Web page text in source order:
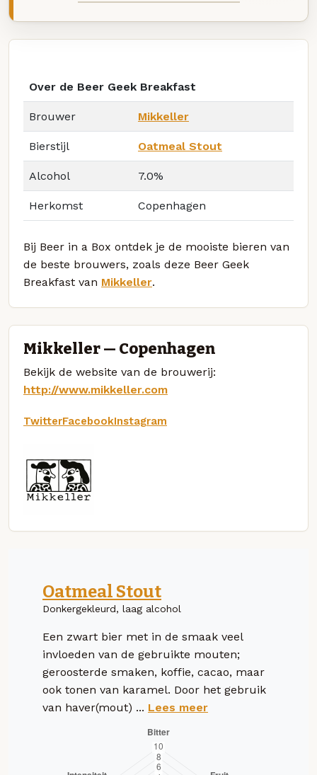
Over de Beer Geek Breakfast
Brouwer Mikkeller
Bierstijl Oatmeal Stout
Alcohol 7.0%
Herkomst Copenhagen
Bij Beer in a Box ontdek je de mooiste bieren van
de beste brouwers, zoals deze Beer Geek
Breakfast van Mikkeller.
Mikkeller — Copenhagen
Bekijk de website van de brouwerij:
http://www.mikkeller.com
TwitterFacebookInstagram
Oatmeal Stout
Donkergekleurd, laag alcohol
Een zwart bier met in de smaak veel
invloeden van de gebruikte mouten;
geroosterde smaken, koffie, cacao, maar
ook tonen van karamel. Door het gebruik
van haver(mout) ... Lees meer